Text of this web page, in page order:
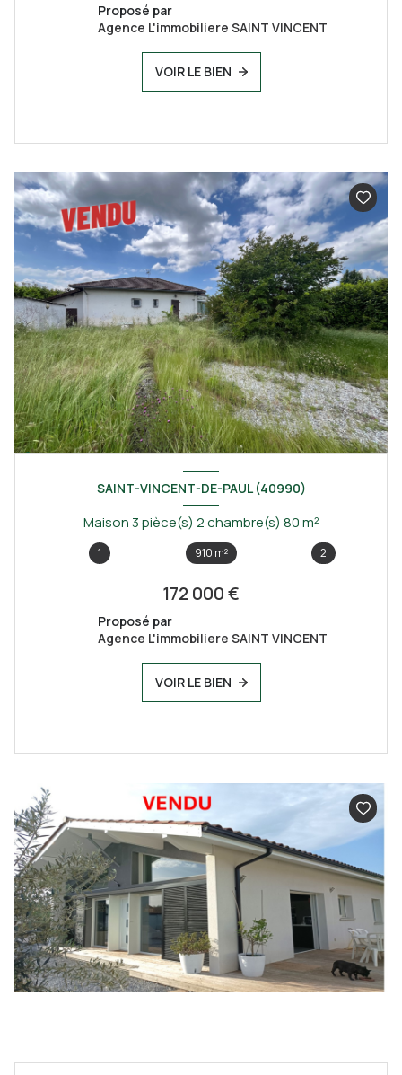
Proposé par
Agence L'immobiliere SAINT VINCENT
VOIR LE BIEN
SAINT-VINCENT-DE-PAUL (40990)
Maison 3 pièce(s) 2 chambre(s) 80 m²
1 910 m² 2
172 000 €
Proposé par
Agence L'immobiliere SAINT VINCENT
VOIR LE BIEN